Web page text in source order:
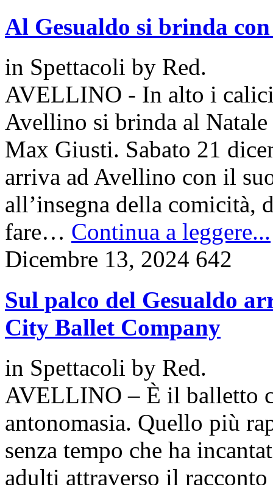
Al Gesualdo si brinda
in Spettacoli by Red.
AVELLINO - In alto i
Avellino si brinda al
Max Giusti. Sabato 21
arriva ad Avellino con il
all’insegna della comicità,
fare… Continua a leggere...
Dicembre 13, 2024 642
Sul palco del Gesualdo
City Ballet Company
in Spettacoli by Red.
AVELLINO – È il balletto
antonomasia. Quello più
senza tempo che ha
adulti attraverso il